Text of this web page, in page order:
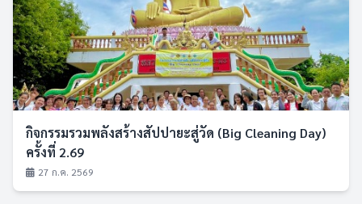
กิจกรรมรวมพลังสร้างสัปปายะสู่วัด (Big Cleaning Day)
ครั้งที่ 2.69
27 ก.ค. 2569